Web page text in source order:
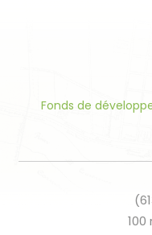
Fonds de